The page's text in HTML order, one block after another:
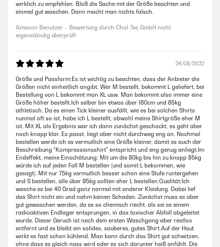
wirklich zu empfehlen. Bloß die Sache mit der Größe beachten und
einmal gut waschen. Dann macht man nichts falsch.
Amazon Benutzer – Bewertung durch Chal-Tec GmbH nicht
eigenständig überprüft
24/08/2022
Größe und Passform:Es ist wichtig zu beachten, dass der Anbieter die
Größen nicht einheitlich angibt. Wer M bestellt, bekommt L geliefert, bei
Bestellung von L bekommt man XL usw. Man bekommt also immer eine
Größe höher bestellt.Ich selber bin etwas über 180cm und 85kg
athletisch. Da es einen Tick kleiner ausfällt, wie es bei solchen Shirts
nunmal oft so ist, habe ich L bestellt, obwohl meine Shirtgröße eher M
ist. Mit XL als Ergebnis war ich dann zunächst geschockt, es geht aber
noch knapp klar. Es passt, liegt aber nicht durchweg eng an. Nochmal
bestellen werde ich es vermutlich eine Größe kleiner, damit es auch der
Beschreibung "Kompressionsshirt" entspricht und eng genug anliegt.Im
Endeffekt, meine Einschätzung: Mit um die 80kg bis hin zu knapp 85kg
würde ich auf jeden Fall M bestellen (und somit L bekommen, wie
gesagt). Mit nur 75kg vermutlich besser schon eine Stufe runtergehen
und S bestellen, alle über 85kg sollten eher L bestellen.Qualität:Ich
wasche es bei 40 Grad ganz normal mit anderer Kleidung. Dabei lief
das Shirt nicht ein und nahm keinen Schaden. Zunächst muss es aber
gut gewaschen werden, da es so chemisch riecht, als sei es einem
radioaktiven Endlager entsprungen, in das toxischer Abfall abgeleitet
wurde. Dieser Geruch ist nach dem ersten Waschgang aber restlos
entfernt und es bleibt ein solides, sauberes, gutes Shirt.Auf der Haut
wirkt es fast schon kühlend. Man kann durch das Shirt gut schwitzen,
ohne dass es gleich nass wird oder es sich darunter heiß anfühlt. Die